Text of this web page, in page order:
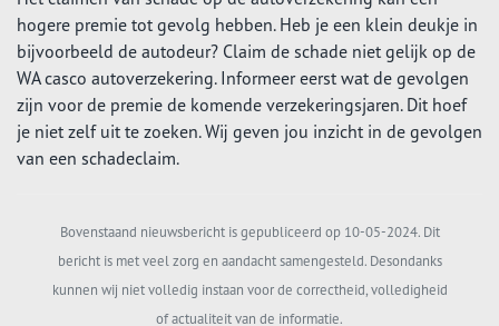
hogere premie tot gevolg hebben. Heb je een klein deukje in
bijvoorbeeld de autodeur? Claim de schade niet gelijk op de
WA casco autoverzekering. Informeer eerst wat de gevolgen
zijn voor de premie de komende verzekeringsjaren. Dit hoef
je niet zelf uit te zoeken. Wij geven jou inzicht in de gevolgen
van een schadeclaim.
Bovenstaand nieuwsbericht is gepubliceerd op 10-05-2024. Dit
bericht is met veel zorg en aandacht samengesteld. Desondanks
kunnen wij niet volledig instaan voor de correctheid, volledigheid
of actualiteit van de informatie.